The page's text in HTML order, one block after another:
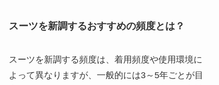
スーツを新調するおすすめの頻度とは？
スーツを新調する頻度は、着用頻度や使用環境に
よって異なりますが、一般的には3～5年ごとが目